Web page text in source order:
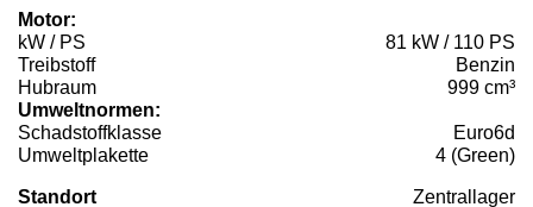
Motor:
kW / PS
81 kW / 110 PS
Treibstoff
Benzin
Hubraum
999 cm³
Umweltnormen:
Schadstoffklasse
Euro6d
Umweltplakette
4 (Green)
Standort Zentrallager